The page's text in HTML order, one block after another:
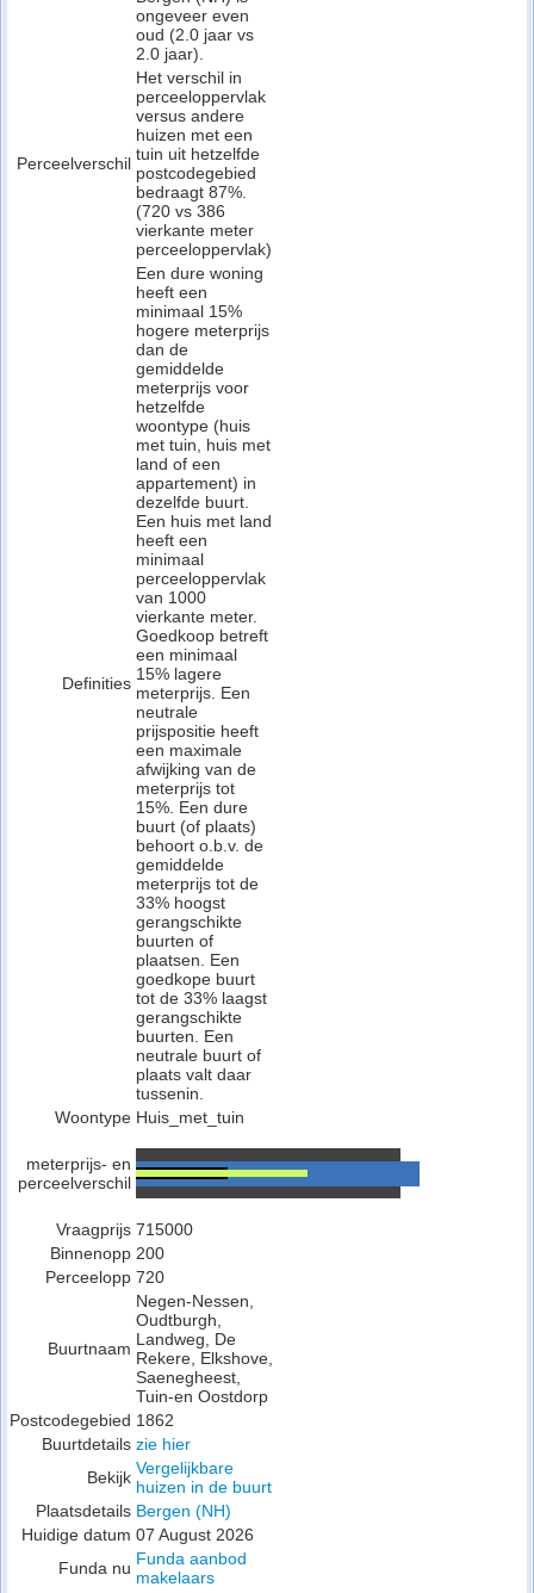
ongeveer even
oud (2.0 jaar vs
2.0 jaar).
Perceelverschil
Het verschil in
perceeloppervlak
versus andere
huizen met een
tuin uit hetzelfde
postcodegebied
bedraagt 87%.
(720 vs 386
vierkante meter
perceeloppervlak)
Definities
Een dure woning
heeft een
minimaal 15%
hogere meterprijs
dan de
gemiddelde
meterprijs voor
hetzelfde
woontype (huis
met tuin, huis met
land of een
appartement) in
dezelfde buurt.
Een huis met land
heeft een
minimaal
perceeloppervlak
van 1000
vierkante meter.
Goedkoop betreft
een minimaal
15% lagere
meterprijs. Een
neutrale
prijspositie heeft
een maximale
afwijking van de
meterprijs tot
15%. Een dure
buurt (of plaats)
behoort o.b.v. de
gemiddelde
meterprijs tot de
33% hoogst
gerangschikte
buurten of
plaatsen. Een
goedkope buurt
tot de 33% laagst
gerangschikte
buurten. Een
neutrale buurt of
plaats valt daar
tussenin.
Woontype Huis_met_tuin
meterprijs- en
perceelverschil
Vraagprijs 715000
Binnenopp 200
Perceelopp 720
Buurtnaam
Negen-Nessen,
Oudtburgh,
Landweg, De
Rekere, Elkshove,
Saenegheest,
Tuin-en Oostdorp
Postcodegebied 1862
Buurtdetails zie hier
Bekijk Vergelijkbare
huizen in de buurt
Plaatsdetails Bergen (NH)
Huidige datum 07 August 2026
Funda nu Funda aanbod
makelaars